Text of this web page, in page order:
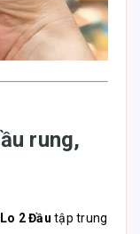
rung,
2 Đầu tập trung